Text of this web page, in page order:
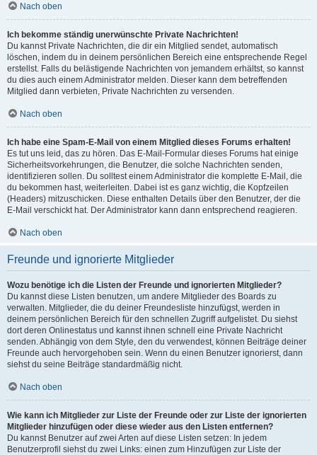
Nach oben
Ich bekomme ständig unerwünschte Private Nachrichten!
Du kannst Private Nachrichten, die dir ein Mitglied sendet, automatisch
löschen, indem du in deinem persönlichen Bereich eine entsprechende Regel
erstellst. Falls du belästigende Nachrichten von jemandem erhältst, so kannst
du dies auch einem Administrator melden. Dieser kann dem betreffenden
Mitglied dann verbieten, Private Nachrichten zu versenden.
Nach oben
Ich habe eine Spam-E-Mail von einem Mitglied dieses Forums erhalten!
Es tut uns leid, das zu hören. Das E-Mail-Formular dieses Forums hat einige
Sicherheitsvorkehrungen, die Benutzer, die solche Nachrichten senden,
identifizieren sollen. Du solltest einem Administrator die komplette E-Mail, die
du bekommen hast, weiterleiten. Dabei ist es ganz wichtig, die Kopfzeilen
(Headers) mitzuschicken. Diese enthalten Details über den Benutzer, der die
E-Mail verschickt hat. Der Administrator kann dann entsprechend reagieren.
Nach oben
Freunde und ignorierte Mitglieder
Wozu benötige ich die Listen der Freunde und ignorierten Mitglieder?
Du kannst diese Listen benutzen, um andere Mitglieder des Boards zu
verwalten. Mitglieder, die du deiner Freundesliste hinzufügst, werden in
deinem persönlichen Bereich für den schnellen Zugriff aufgelistet. Du siehst
dort deren Onlinestatus und kannst ihnen schnell eine Private Nachricht
senden. Abhängig von dem Style, den du verwendest, können Beiträge deiner
Freunde auch hervorgehoben sein. Wenn du einen Benutzer ignorierst, dann
siehst du seine Beiträge standardmäßig nicht.
Nach oben
Wie kann ich Mitglieder zur Liste der Freunde oder zur Liste der ignorierten
Mitglieder hinzufügen oder diese wieder aus den Listen entfernen?
Du kannst Benutzer auf zwei Arten auf diese Listen setzen: In jedem
Benutzerprofil siehst du zwei Links: einen zum Hinzufügen zur Liste der